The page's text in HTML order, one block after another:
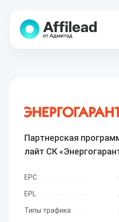
Партнерская
лайт СК
EPC
EPL
Типы трафика